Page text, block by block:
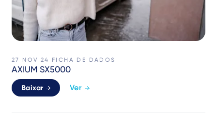
27 NOV 24 FICHA DE DADOS
AXIUM SX5000
Baixar Ver